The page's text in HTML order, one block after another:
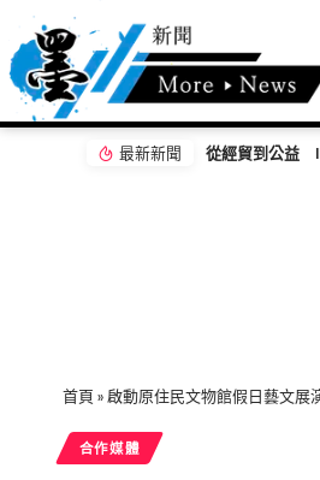
最新新聞 從經貿到公益
首頁 »啟動原住民文物館假日藝文
合作媒體